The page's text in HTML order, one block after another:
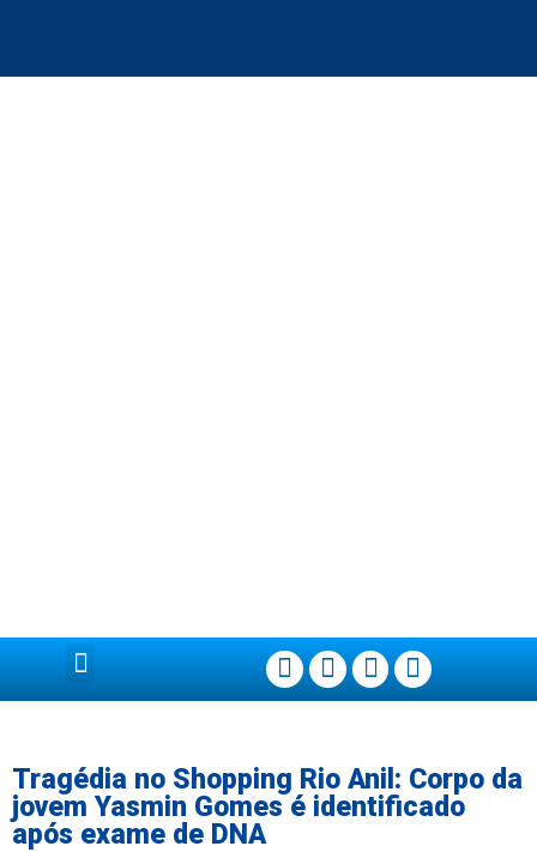
Tragédia no Shopping Rio Anil: Corpo da
jovem Yasmin Gomes é identificado
após exame de DNA